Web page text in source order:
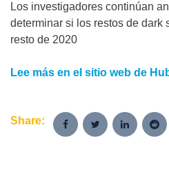
Los investigadores continúan
determinar si los restos de dark
resto de 2020
Lee más en el sitio web de
Share: